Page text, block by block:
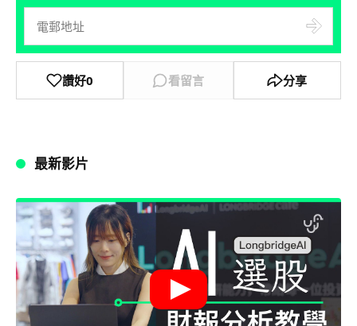
讚好0 看留言 分享
最新影片